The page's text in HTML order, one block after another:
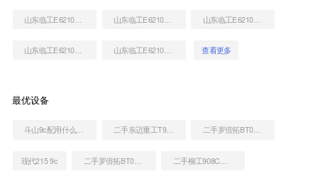
山东临工E6210F挖掘机 山东临工E6210F挖掘机
山东临工E6210F挖掘机 查看更多
最优设备
斗山9c配用什么发动机 二手东迈重工T98H高空作业机械 二手罗倍拓BT01154高空作业机械
现代215 9c 二手罗倍拓BT01057高空作业机械